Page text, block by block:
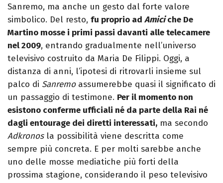
Sanremo, ma anche un gesto dal forte valore
simbolico. Del resto, fu proprio ad Amiciche De
Martino mosse i primi passi davanti alle telecamere
nel 2009, entrando gradualmente nell’universo
televisivo costruito da Maria De Filippi. Oggi, a
distanza di anni, l’ipotesi di ritrovarli insieme sul
palco di Sanremoassumerebbe quasi il significato di
un passaggio di testimone. Per il momento non
esistono conferme ufficiali né da parte della Rai né
dagli entourage dei diretti interessati, ma secondo
Adkronosla possibilità viene descritta come
sempre più concreta. E per molti sarebbe anche
uno delle mosse mediatiche più forti della
prossima stagione, considerando il peso televisivo